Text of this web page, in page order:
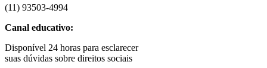
(11) 93503-4994
Canal educativo:
Disponível 24 horas para esclarecer
suas dúvidas sobre direitos sociais